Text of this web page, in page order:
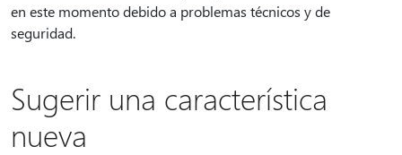
en este momento debido a problemas técnicos y de
seguridad.
Sugerir una característica
nueva